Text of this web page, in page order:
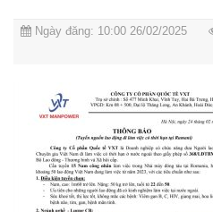
Ngày đăng: 10:00 26/02/2025